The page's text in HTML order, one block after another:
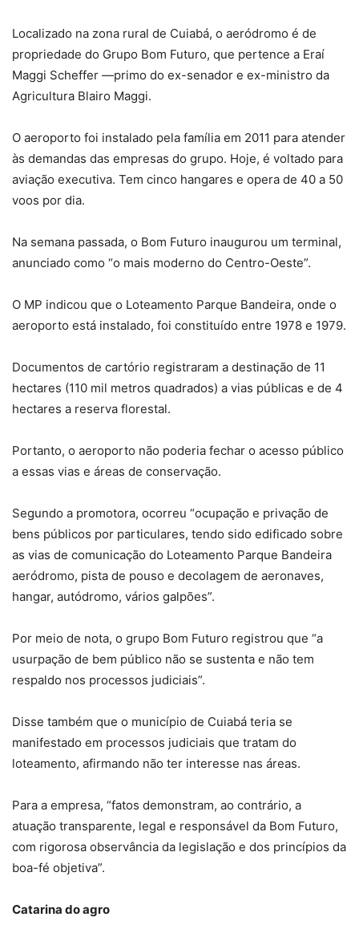
Localizado na zona rural de Cuiabá, o aeródromo é de
propriedade do Grupo Bom Futuro, que pertence a Eraí
Maggi Scheffer —primo do ex-senador e ex-ministro da
Agricultura Blairo Maggi.
O aeroporto foi instalado pela família em 2011 para atender
às demandas das empresas do grupo. Hoje, é voltado para
aviação executiva. Tem cinco hangares e opera de 40 a 50
voos por dia.
Na semana passada, o Bom Futuro inaugurou um terminal,
anunciado como “o mais moderno do Centro-Oeste”.
O MP indicou que o Loteamento Parque Bandeira, onde o
aeroporto está instalado, foi constituído entre 1978 e 1979.
Documentos de cartório registraram a destinação de 11
hectares (110 mil metros quadrados) a vias públicas e de 4
hectares a reserva florestal.
Portanto, o aeroporto não poderia fechar o acesso público
a essas vias e áreas de conservação.
Segundo a promotora, ocorreu “ocupação e privação de
bens públicos por particulares, tendo sido edificado sobre
as vias de comunicação do Loteamento Parque Bandeira
aeródromo, pista de pouso e decolagem de aeronaves,
hangar, autódromo, vários galpões”.
Por meio de nota, o grupo Bom Futuro registrou que “a
usurpação de bem público não se sustenta e não tem
respaldo nos processos judiciais”.
Disse também que o município de Cuiabá teria se
manifestado em processos judiciais que tratam do
loteamento, afirmando não ter interesse nas áreas.
Para a empresa, “fatos demonstram, ao contrário, a
atuação transparente, legal e responsável da Bom Futuro,
com rigorosa observância da legislação e dos princípios da
boa-fé objetiva”.
Catarina do agro